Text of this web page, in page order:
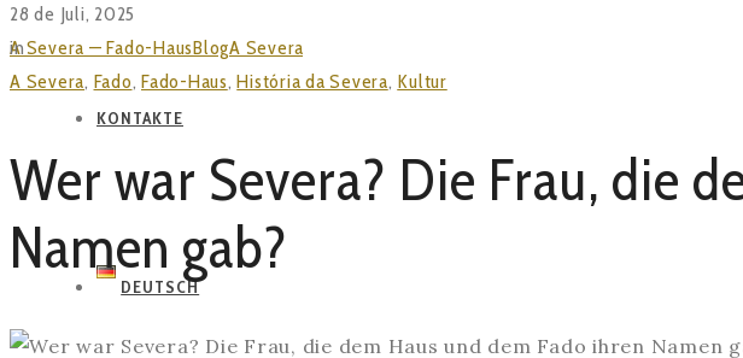
KONTAKTE
DEUTSCH
A Severa — Fado-HausBlogA Severa
28 de Juli, 2025
in
A Severa, Fado, Fado-Haus,História da Severa, Kultur
Wer war Severa? Die Frau, die
Namen gab?